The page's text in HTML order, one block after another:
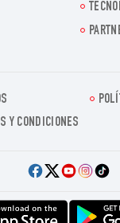
Y CONDICIONES